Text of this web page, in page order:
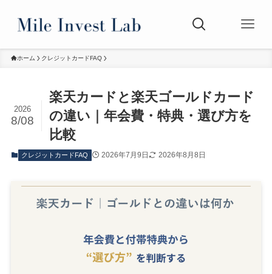
ホーム クレジットカードFAQ
楽天カードと楽天ゴールドカード
の違い｜年会費・特典・選び方を
比較
2026
8/08
クレジットカードFAQ 2026年7月9日 2026年8月8日